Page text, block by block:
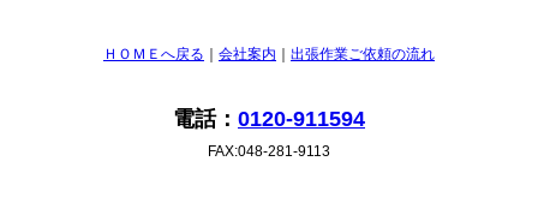
ＨＯＭＥへ戻る 会社案内 出張作業ご依頼の流れ
電話： 0120-911594
FAX:048-281-9113